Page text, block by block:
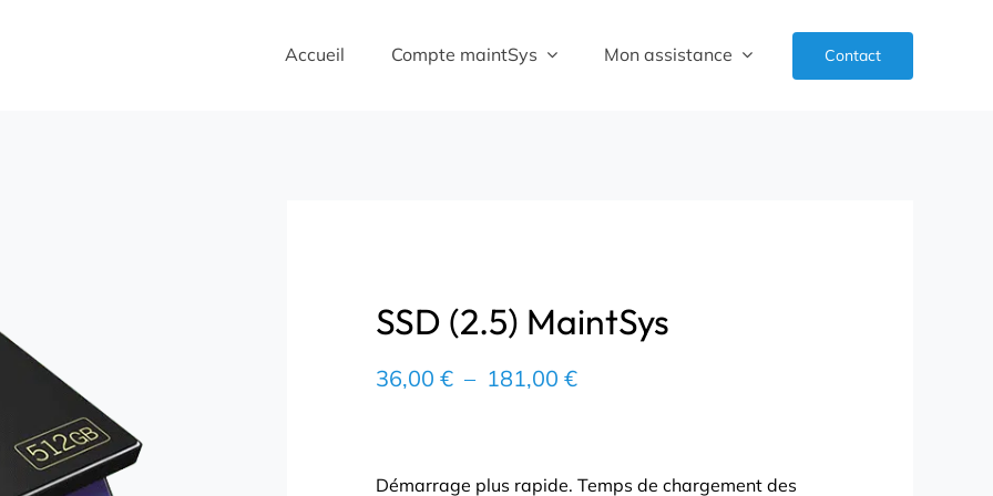
Accueil Compte maintSys Mon assistance Contact
SSD (2.5) MaintSys
36,00 € – 181,00 €Plage
à
Démarrage plus rapide. Temps de chargement des